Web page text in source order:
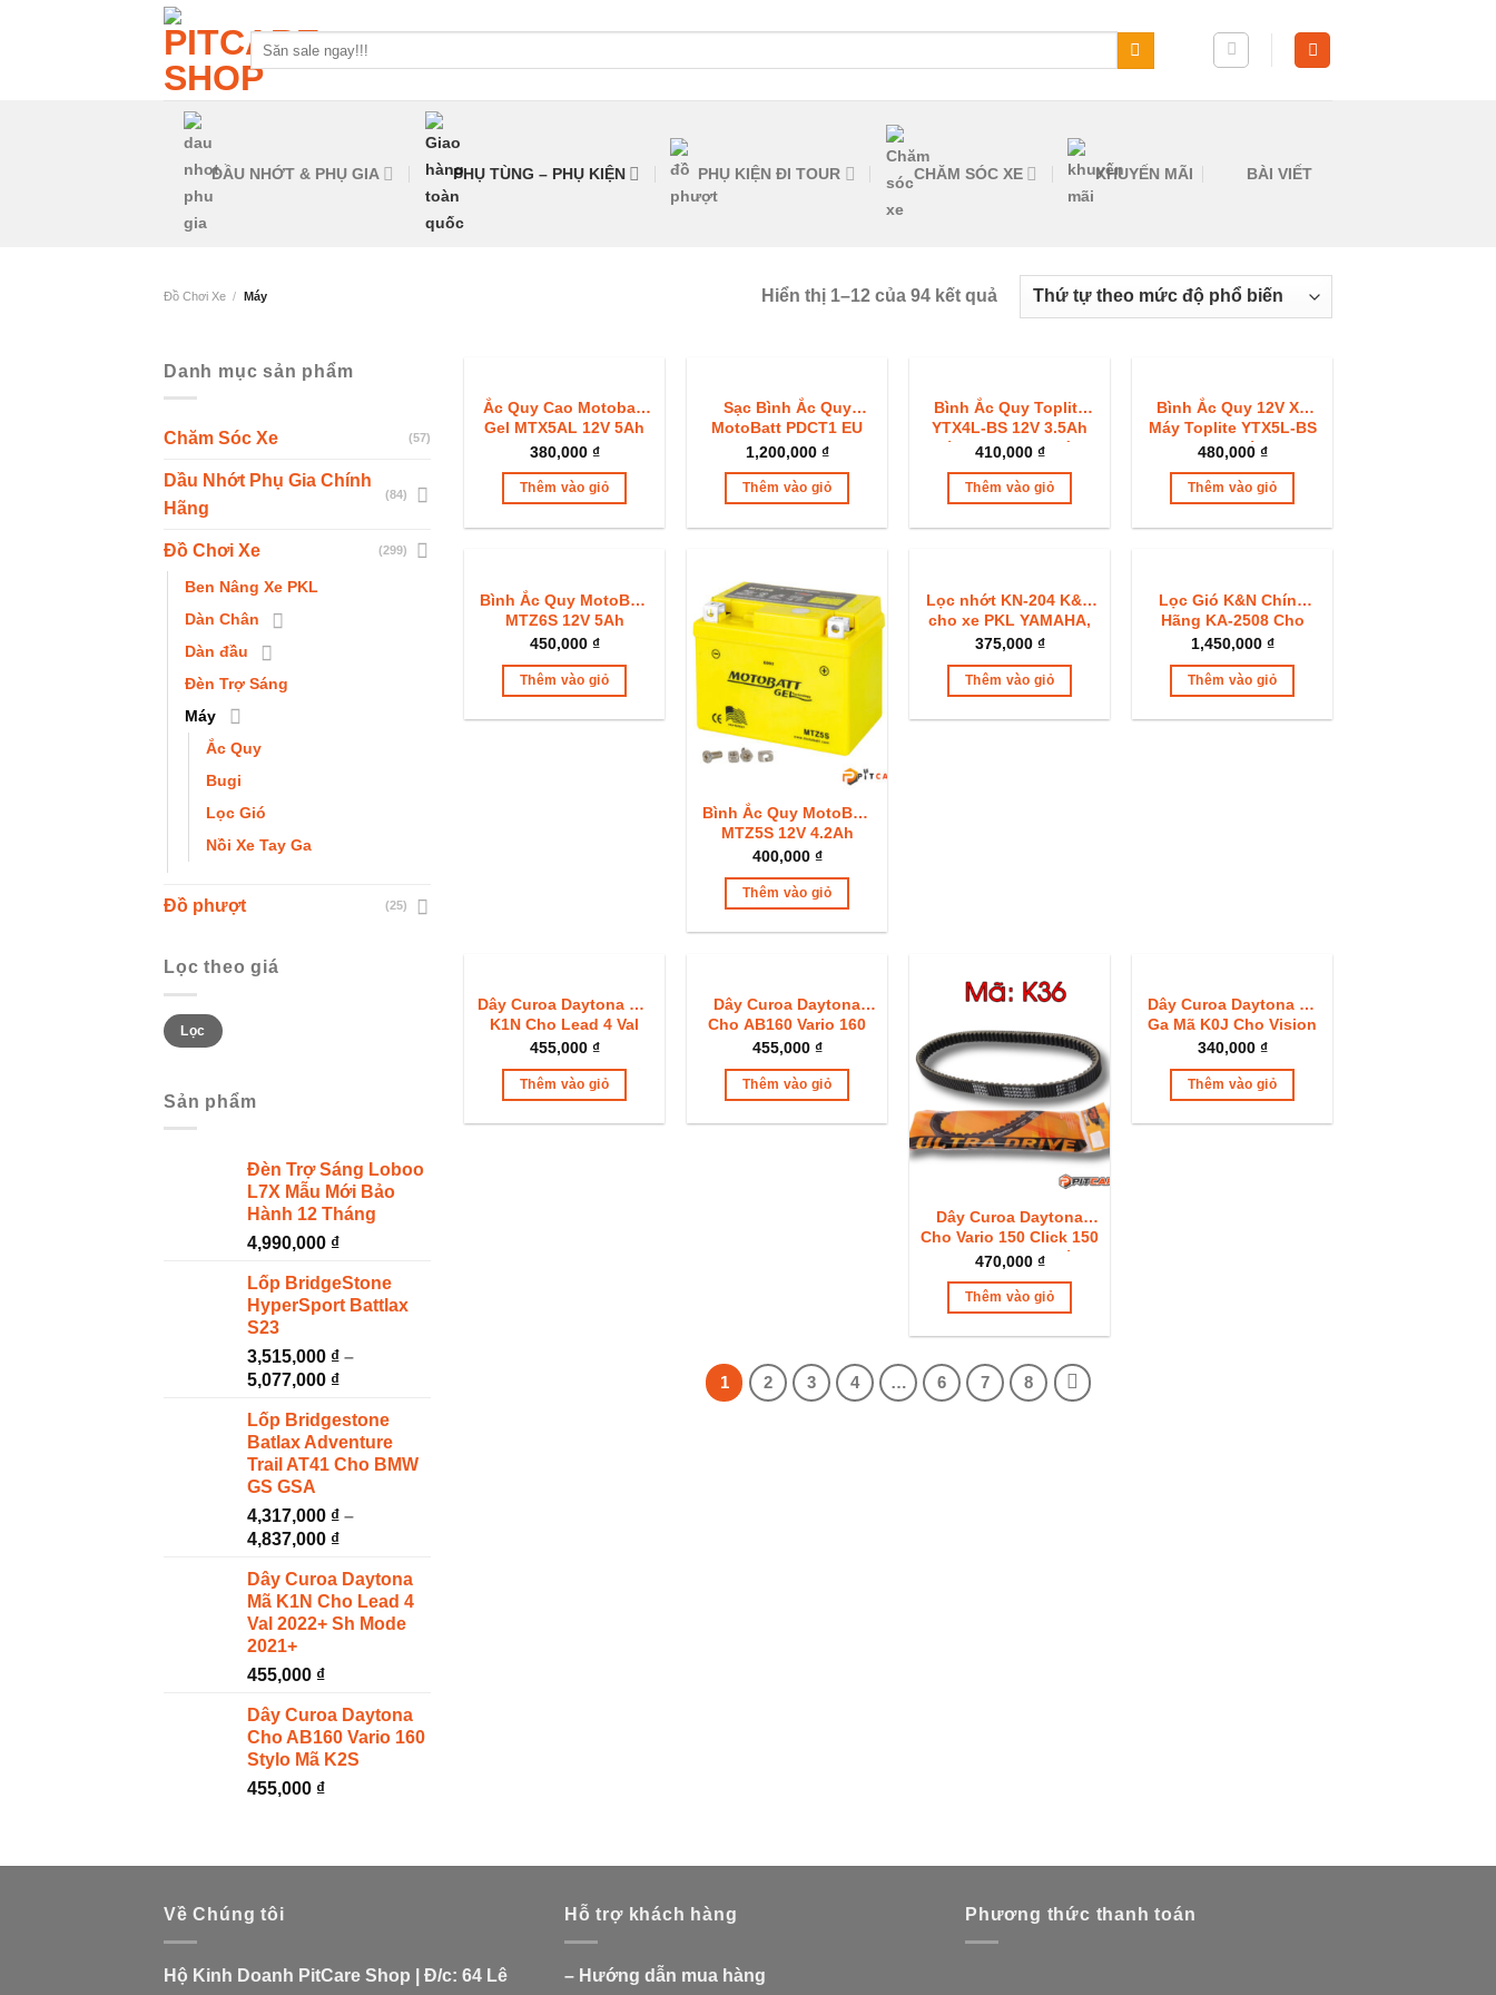
Tìm
DẦU NHỚT & PHỤ GIA PHỤ TÙNG – PHỤ KIỆN PHỤ KIỆN ĐI TOUR CHĂM SÓC XE KHUYẾN MÃI BÀI VIẾT
Đồ Chơi Xe / Máy Hiển thị 1–12 của 94 kết quả
Danh mục sản phẩm
Chăm Sóc Xe (57)
Dầu Nhớt Phụ Gia Chính
Hãng
(84)
Đồ Chơi Xe (299)
Ben Nâng Xe PKL
Dàn Chân
Dàn đầu
Đèn Trợ Sáng
Máy
Ắc Quy
Bugi
Lọc Gió
Nồi Xe Tay Ga
Đồ phượt (25)
Lọc theo giá
Giá
thấp
nhất
Giá
cao
nhất
Lọc
Sản phẩm
Đèn Trợ Sáng Loboo
L7X Mẫu Mới Bảo
Hành 12 Tháng
4,990,000 ₫
Lốp BridgeStone
HyperSport Battlax
S23
3,515,000 ₫ –
5,077,000 ₫
Lốp Bridgestone
Batlax Adventure
Trail AT41 Cho BMW
GS GSA
4,317,000 ₫ –
4,837,000 ₫
Dây Curoa Daytona
Mã K1N Cho Lead 4
Val 2022+ Sh Mode
2021+
455,000 ₫
Dây Curoa Daytona
Cho AB160 Vario 160
Stylo Mã K2S
455,000 ₫
Ắc Quy Cao Motobatt
Gel MTX5AL 12V 5Ah
Cho Wave Dream 2008
380,000 ₫
Thêm vào giỏ
HẾT HÀNG
Sạc Bình Ắc Quy
MotoBatt PDCT1 EU
1,200,000 ₫
Thêm vào giỏ
Bình Ắc Quy Toplite
YTX4L-BS 12V 3.5Ah
Chính Hãng Bảo Hành
6 Tháng
410,000 ₫
Thêm vào giỏ
HẾT HÀNG
Bình Ắc Quy 12V Xe
Máy Toplite YTX5L-BS
12V 5.2Ah Chính Hãng
Bảo Hành 6 Tháng
480,000 ₫
Thêm vào giỏ
Bình Ắc Quy MotoBatt
MTZ6S 12V 5Ah
450,000 ₫
Thêm vào giỏ
Bình Ắc Quy MotoBatt
MTZ5S 12V 4.2Ah
400,000 ₫
Thêm vào giỏ
Lọc nhớt KN-204 K&N
cho xe PKL YAMAHA,
HONDA
375,000 ₫
Thêm vào giỏ
Lọc Gió K&N Chính
Hãng KA-2508 Cho
Ninja 300 Z300
1,450,000 ₫
Thêm vào giỏ
Dây Curoa Daytona Mã
K1N Cho Lead 4 Val
2022+ Sh Mode 2021+
455,000 ₫
Thêm vào giỏ
Dây Curoa Daytona
Cho AB160 Vario 160
Stylo Mã K2S
455,000 ₫
Thêm vào giỏ
Dây Curoa Daytona
Cho Vario 150 Click 150
AB150 Mã K36 Chính
Hãng Siêu Bền
470,000 ₫
Thêm vào giỏ
Dây Curoa Daytona Xe
Ga Mã K0J Cho Vision
2021+
340,000 ₫
Thêm vào giỏ
1 2 3 4 … 6 7 8
Về Chúng tôi
Hộ Kinh Doanh PitCare Shop | Đ/c: 64 Lê
Hỗ trợ khách hàng
– Hướng dẫn mua hàng
Phương thức thanh toán